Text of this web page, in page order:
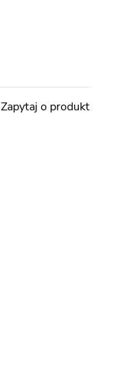
Zapytaj o produkt